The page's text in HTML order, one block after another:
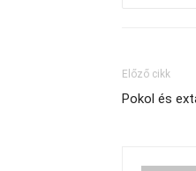
Előző cikk
Pokol és